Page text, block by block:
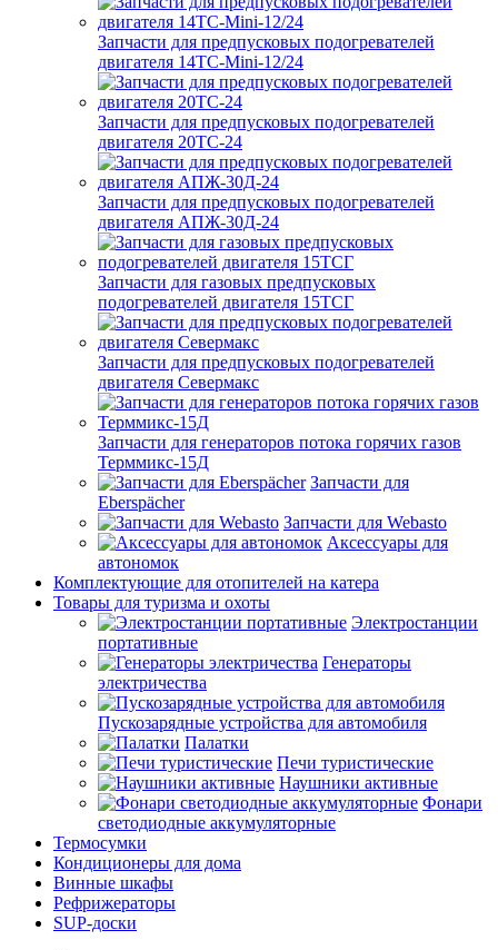
Запчасти для предпусковых подогревателей
двигателя 14ТС-Mini-12/24
Запчасти для предпусковых подогревателей
двигателя 20ТС-24
Запчасти для предпусковых подогревателей
двигателя АПЖ-30Д-24
Запчасти для газовых предпусковых
подогревателей двигателя 15ТСГ
Запчасти для предпусковых подогревателей
двигателя Севермакс
Запчасти для генераторов потока горячих газов
Терммикс-15Д
Запчасти для
Eberspächer
Запчасти для Webasto
Аксессуары для
автономок
Комплектующие для отопителей на катера
Товары для туризма и охоты
Электростанции
портативные
Генераторы
электричества
Пускозарядные устройства для автомобиля
Палатки
Печи туристические
Наушники активные
Фонари
светодиодные аккумуляторные
Термосумки
Кондиционеры для дома
Винные шкафы
Рефрижераторы
SUP-доски